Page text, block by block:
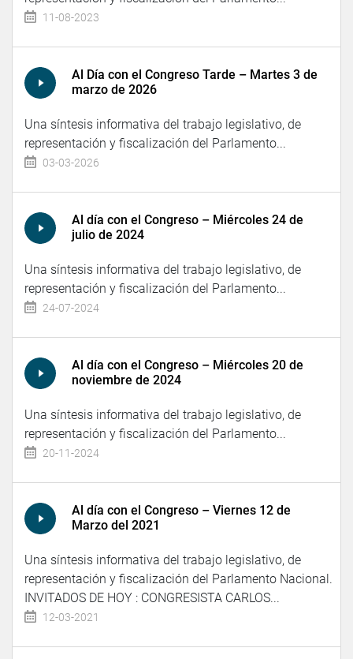
11-08-2023
Al Día con el Congreso Tarde – Martes 3 de
marzo de 2026
Una síntesis informativa del trabajo legislativo, de
representación y fiscalización del Parlamento...
03-03-2026
Al día con el Congreso – Miércoles 24 de
julio de 2024
Una síntesis informativa del trabajo legislativo, de
representación y fiscalización del Parlamento...
24-07-2024
Al día con el Congreso – Miércoles 20 de
noviembre de 2024
Una síntesis informativa del trabajo legislativo, de
representación y fiscalización del Parlamento...
20-11-2024
Al día con el Congreso – Viernes 12 de
Marzo del 2021
Una síntesis informativa del trabajo legislativo, de
representación y fiscalización del Parlamento Nacional.
INVITADOS DE HOY : CONGRESISTA CARLOS...
12-03-2021